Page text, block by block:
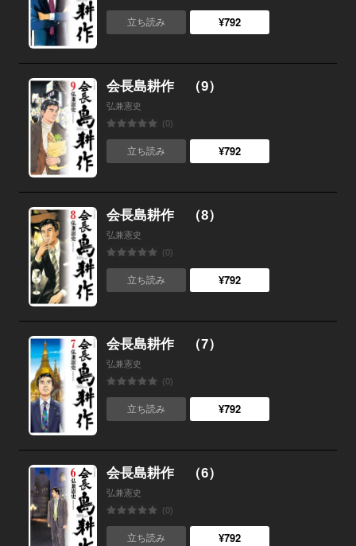
立ち読み ¥792
会長島耕作 （9）
弘兼憲史
(0)
立ち読み ¥792
会長島耕作 （8）
弘兼憲史
(0)
立ち読み ¥792
会長島耕作 （7）
弘兼憲史
(0)
立ち読み ¥792
会長島耕作 （6）
弘兼憲史
(0)
立ち読み ¥792